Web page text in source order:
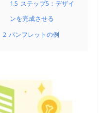
1.5 ステップ5：デザイ
ンを完成させる
2 パンフレットの例